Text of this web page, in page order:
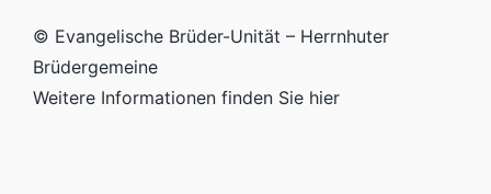
© Evangelische Brüder-Unität – Herrnhuter
Brüdergemeine
Weitere Informationen finden Sie hier